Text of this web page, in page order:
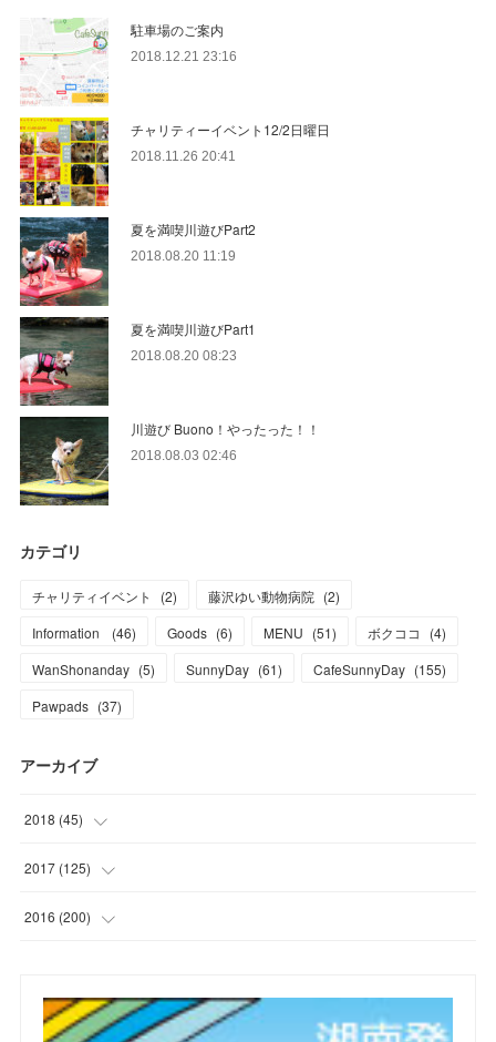
駐車場のご案内
2018.12.21 23:16
チャリティーイベント12/2日曜日
2018.11.26 20:41
夏を満喫川遊びPart2
2018.08.20 11:19
夏を満喫川遊びPart1
2018.08.20 08:23
川遊び Buono！やったった！！
2018.08.03 02:46
カテゴリ
チャリティイベント (2) 藤沢ゆい動物病院 (2)
Information
(46) Goods (6) MENU (51) ボクココ (4)
WanShonanday (5) SunnyDay (61) CafeSunnyDay (155)
Pawpads (37)
アーカイブ
2018 (45)
(1)
(1)
(7)
2017 (125)
(6)
(9)
2016 (200)
(17)